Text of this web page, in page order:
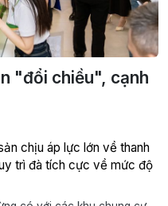
"đổi chiều", cạnh
chịu áp lực lớn về thanh
trì đà tích cực về mức độ